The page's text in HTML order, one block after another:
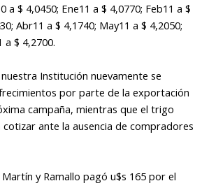
a $ 4,0450; Ene11 a $ 4,0770; Feb11 a $
Abr11 a $ 4,1740; May11 a $ 4,2050;
a $ 4,2700.
Institución nuevamente se
por parte de la exportación
campaña, mientras que el trigo
ante la ausencia de compradores
y Ramallo pagó u$s 165 por el